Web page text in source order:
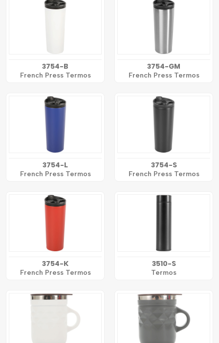
3754-B
French Press Termos
3754-GM
French Press Termos
3754-L
French Press Termos
3754-S
French Press Termos
3754-K
French Press Termos
3510-S
Termos